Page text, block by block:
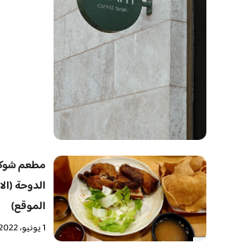
مطعم
الدوحة
الموقع)
1 يونيو، 2022